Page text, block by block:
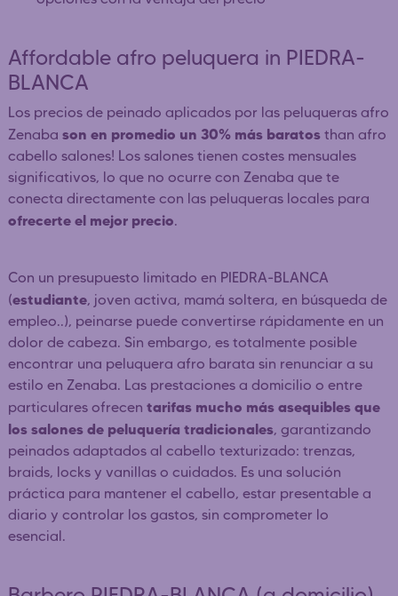
Affordable afro peluquera in PIEDRA-
BLANCA
Los precios de peinado aplicados por las peluqueras afro
Zenaba son en promedio un 30% más baratos than afro
cabello salones! Los salones tienen costes mensuales
significativos, lo que no ocurre con Zenaba que te
conecta directamente con las peluqueras locales para
ofrecerte el mejor precio.
Con un presupuesto limitado en PIEDRA-BLANCA
(estudiante, joven activa, mamá soltera, en búsqueda de
empleo..), peinarse puede convertirse rápidamente en un
dolor de cabeza. Sin embargo, es totalmente posible
encontrar una peluquera afro barata sin renunciar a su
estilo en Zenaba. Las prestaciones a domicilio o entre
particulares ofrecen tarifas mucho más asequibles que
los salones de peluquería tradicionales, garantizando
peinados adaptados al cabello texturizado: trenzas,
braids, locks y vanillas o cuidados. Es una solución
práctica para mantener el cabello, estar presentable a
diario y controlar los gastos, sin comprometer lo
esencial.